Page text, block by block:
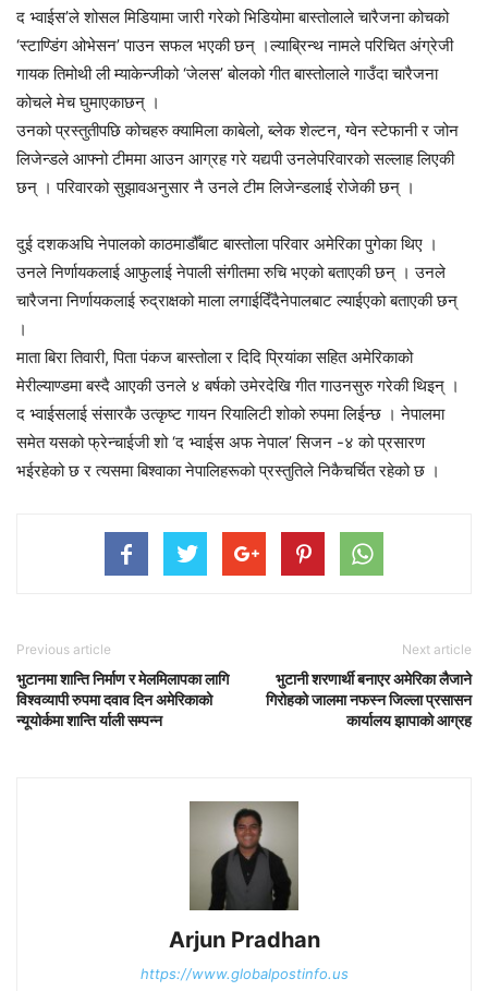
द भ्वाईस’ले शोसल मिडियामा जारी गरेको भिडियोमा बास्तोलाले चारैजना कोचको
‘स्टाण्डिंग ओभेसन’ पाउन सफल भएकी छन् ।ल्याब्रिन्थ नामले परिचित अंग्रेजी
गायक तिमोथी ली म्याकेन्जीको ‘जेलस’ बोलको गीत बास्तोलाले गाउँदा चारैजना
कोचले मेच घुमाएकाछन् ।
उनको प्रस्तुतीपछि कोचहरु क्यामिला काबेलो, ब्लेक शेल्टन, ग्वेन स्टेफानी र जोन
लिजेन्डले आफ्नो टीममा आउन आग्रह गरे यद्यपी उनलेपरिवारको सल्लाह लिएकी
छन् । परिवारको सुझावअनुसार नै उनले टीम लिजेन्डलाई रोजेकी छन् ।
दुई दशकअघि नेपालको काठमाडौँबाट बास्तोला परिवार अमेरिका पुगेका थिए ।
उनले निर्णायकलाई आफुलाई नेपाली संगीतमा रुचि भएको बताएकी छन् । उनले
चारैजना निर्णायकलाई रुद्राक्षको माला लगाईदिँदैनेपालबाट ल्याईएको बताएकी छन्
।
माता बिरा तिवारी, पिता पंकज बास्तोला र दिदि प्रियांका सहित अमेरिकाको
मेरील्याण्डमा बस्दै आएकी उनले ४ बर्षको उमेरदेखि गीत गाउनसुरु गरेकी थिइन् ।
द भ्वाईसलाई संसारकै उत्कृष्ट गायन रियालिटी शोको रुपमा लिईन्छ । नेपालमा
समेत यसको फ्रेन्चाईजी शो ‘द भ्वाईस अफ नेपाल’ सिजन -४ को प्रसारण
भईरहेको छ र त्यसमा बिश्वाका नेपालिहरूको प्रस्तुतिले निकैचर्चित रहेको छ ।
Previous article
भुटानमा शान्ति निर्माण र मेलमिलापका लागि
विश्वव्यापी रुपमा दवाव दिन अमेरिकाको
न्यूयोर्कमा शान्ति र्याली सम्पन्न
Next article
भुटानी शरणार्थी बनाएर अमेरिका लैजाने
गिरोहको जालमा नफस्न जिल्ला प्रसासन
कार्यालय झापाको आग्रह
Arjun Pradhan
https://www.globalpostinfo.us